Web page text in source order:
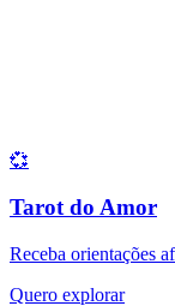
💞
Tarot do Amor
Receba orientações
Quero explorar